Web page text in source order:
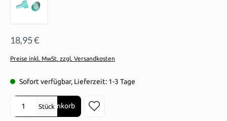
18,95 €
Preise inkl. MwSt. zzgl. Versandkosten
Sofort verfügbar, Lieferzeit: 1-3 Tage
Produkt Anzahl: Gib den gewünschten Wert ein oder benutze die
Stück
In den Warenkorb